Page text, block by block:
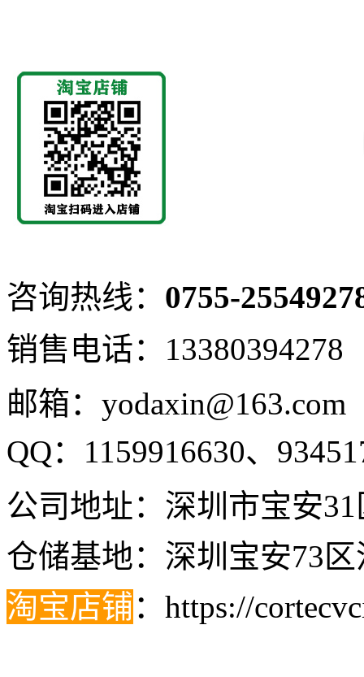
咨询热线： 0755-
销售电话： 13380394278
邮箱：yodaxin@163.com
QQ： 1159916630、
公司地址：深圳市宝安
仓储基地：深圳宝安73
淘宝店铺： https://